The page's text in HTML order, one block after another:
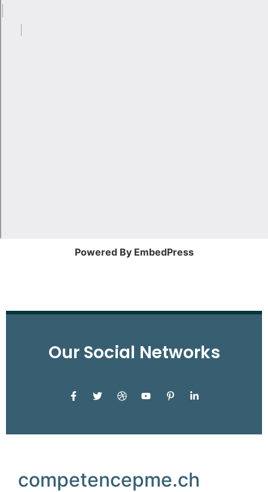
Powered By EmbedPress
Our Social Networks
competencepme.ch